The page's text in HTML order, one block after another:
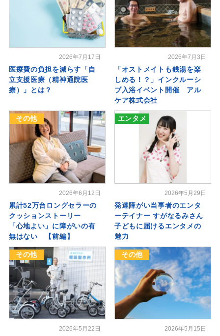
2026年7月17日
医療費の負担を減らす「自
立支援医療（精神通院医
療）」とは？
2026年7月3日
「オストメイトも銭湯を楽
しめる！？」インクルーシ
ブ入浴イベント開催 アル
ケア株式会社
その他
2026年6月12日
累計52万台ロングセラーの
クッションストーリー
「心地よい」に障がいの有
無はない 【前編】
エンタメ
2026年5月29日
発達障がい当事者のエンタ
ーテイナー すがなるみさん
子どもに届けるエンタメの
魅力
その他
2026年5月22日
その他
2026年5月15日